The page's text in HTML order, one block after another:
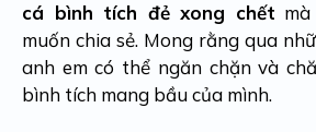
cá bình tích đẻ xong chết mà
muốn chia sẻ. Mong rằng qua
anh em có thể ngăn chặn và
bình tích mang bầu của mình.